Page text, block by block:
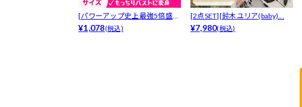
[パワーアップ史上最強5倍盛り
アップも...
¥1,078(税込)
[2点SET][鈴木ユリア(baby)...
¥7,980(税込)